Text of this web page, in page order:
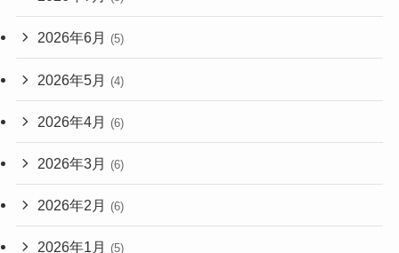
2026年6月 (5)
2026年5月 (4)
2026年4月 (6)
2026年3月 (6)
2026年2月 (6)
2026年1月 (5)